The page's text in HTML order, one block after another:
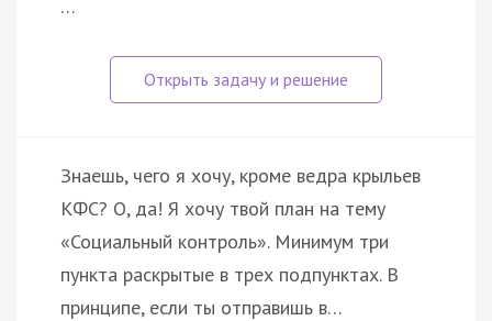
…
Знаешь, чего я хочу, кроме ведра крыльев
КФС? О, да! Я хочу твой план на тему
«Социальный контроль». Минимум три
пункта раскрытые в трех подпунктах. В
принципе, если ты отправишь в…